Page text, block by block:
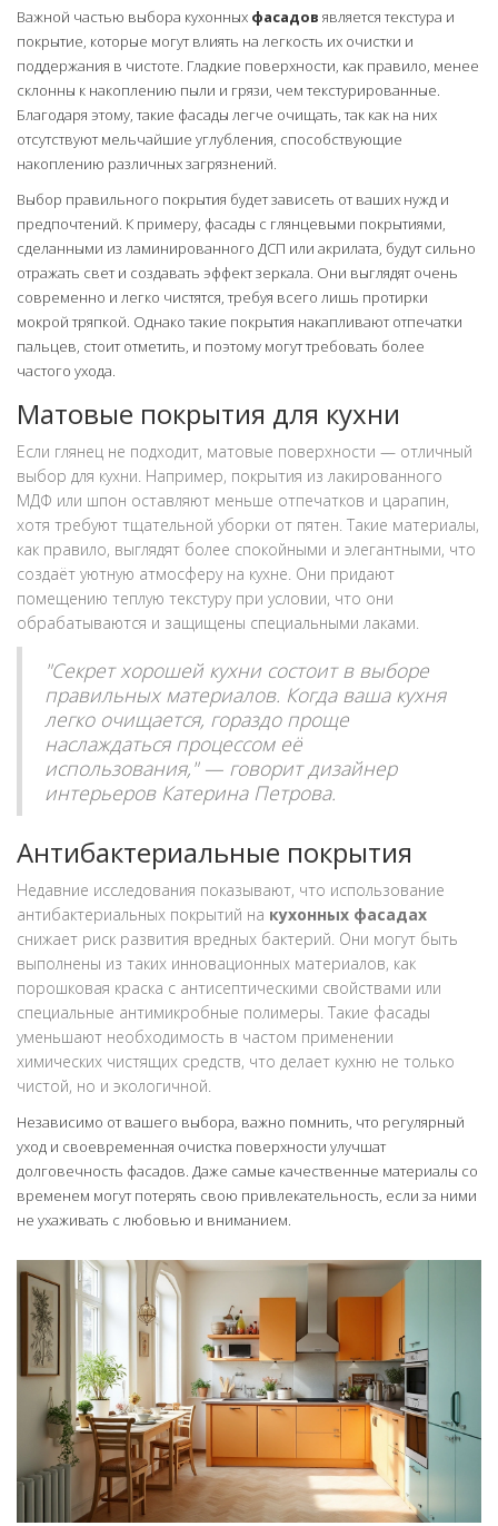
Важной частью выбора кухонных фасадов является текстура и
покрытие, которые могут влиять на легкость их очистки и
поддержания в чистоте. Гладкие поверхности, как правило, менее
склонны к накоплению пыли и грязи, чем текстурированные.
Благодаря этому, такие фасады легче очищать, так как на них
отсутствуют мельчайшие углубления, способствующие
накоплению различных загрязнений.
Выбор правильного покрытия будет зависеть от ваших нужд и
предпочтений. К примеру, фасады с глянцевыми покрытиями,
сделанными из ламинированного ДСП или акрилата, будут сильно
отражать свет и создавать эффект зеркала. Они выглядят очень
современно и легко чистятся, требуя всего лишь протирки
мокрой тряпкой. Однако такие покрытия накапливают отпечатки
пальцев, стоит отметить, и поэтому могут требовать более
частого ухода.
Матовые покрытия для кухни
Если глянец не подходит, матовые поверхности — отличный
выбор для кухни. Например, покрытия из лакированного
МДФ или шпон оставляют меньше отпечатков и царапин,
хотя требуют тщательной уборки от пятен. Такие материалы,
как правило, выглядят более спокойными и элегантными, что
создаёт уютную атмосферу на кухне. Они придают
помещению теплую текстуру при условии, что они
обрабатываются и защищены специальными лаками.
"Секрет хорошей кухни состоит в выборе
правильных материалов. Когда ваша кухня
легко очищается, гораздо проще
наслаждаться процессом её
использования," — говорит дизайнер
интерьеров Катерина Петрова.
Антибактериальные покрытия
Недавние исследования показывают, что использование
антибактериальных покрытий на кухонных фасадах
снижает риск развития вредных бактерий. Они могут быть
выполнены из таких инновационных материалов, как
порошковая краска с антисептическими свойствами или
специальные антимикробные полимеры. Такие фасады
уменьшают необходимость в частом применении
химических чистящих средств, что делает кухню не только
чистой, но и экологичной.
Независимо от вашего выбора, важно помнить, что регулярный
уход и своевременная очистка поверхности улучшат
долговечность фасадов. Даже самые качественные материалы со
временем могут потерять свою привлекательность, если за ними
не ухаживать с любовью и вниманием.